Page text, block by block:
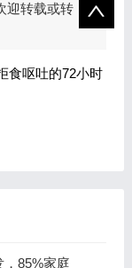
迎转载或转
食呕吐的72小时
85%家庭